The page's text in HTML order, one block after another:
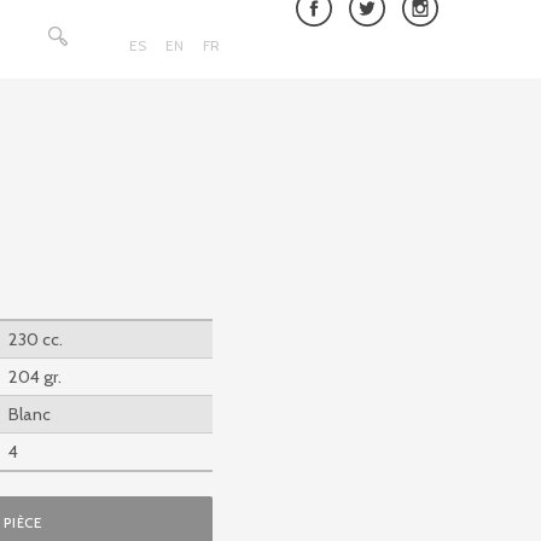
ES EN FR
230 cc.
204 gr.
Blanc
4